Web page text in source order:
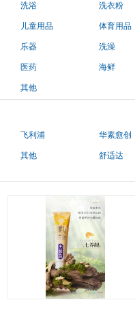
洗浴 洗衣粉
儿童用品 体育用品
乐器 洗澡
医药 海鲜
其他
飞利浦 华素愈创
其他 舒适达